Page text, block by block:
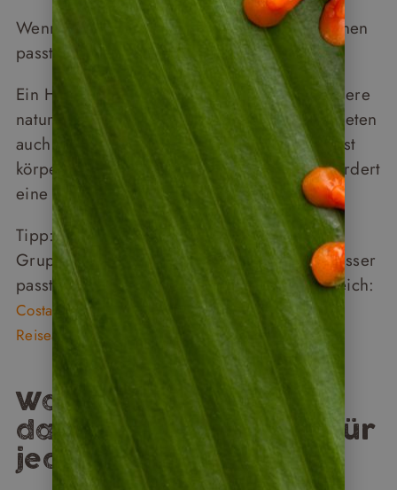
Wenn Sie unsicher sind, ob die Reise zu Ihnen
passt: Rufen Sie uns gerne an.
Ein Hinweis: Diese Einschätzung gilt für unsere
naturkundlichen Kleingruppenreisen. Wir bieten
auch eine E-Bike-Gruppenreise an – diese ist
körperlich deutlich anspruchsvoller und erfordert
eine gute Kondition.
Tipp: Wer noch unsicher ist, ob eher eine
Gruppenreise oder eine Mietwagenreise besser
passt, findet hier einen ausführlichen Vergleich:
Costa Rica mit Mietwagen oder Gruppe: Welche
Reiseart passt besser zu Ihnen?
Was tut Napur Tours
dafür, dass die Reise für
jeden angenehm ist?